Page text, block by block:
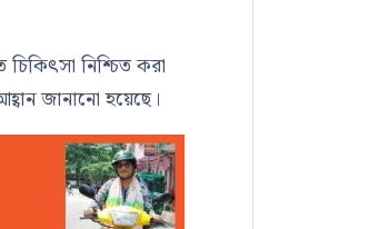
নিশ্চিত করা
জানানো হয়েছে।